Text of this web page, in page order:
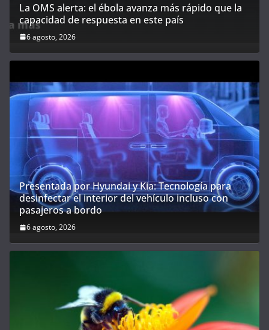
La OMS alerta: el ébola avanza más rápido que la
capacidad de respuesta en este país
6 agosto, 2026
Presentada por Hyundai y Kia: Tecnología para
desinfectar el interior del vehículo incluso con
pasajeros a bordo
6 agosto, 2026